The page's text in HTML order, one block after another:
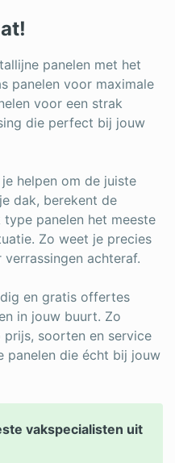
panelen met het
panelen voor maximale
voor een strak
die perfect bij jouw
helpen om de juiste
dak, berekent de
panelen het meeste
Zo weet je precies
achteraf.
en gratis offertes
in jouw buurt. Zo
prijs, soorten en service
panelen die écht bij jouw
vakspecialisten uit